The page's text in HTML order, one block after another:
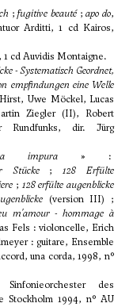
;fugitive beauté;apo do,
Arditti, 1 cd Kairos,
1 cd Auvidis Montaigne.
- Systematisch Geordnet,
empfindungen eine Welle
Uwe Möckel, Lucas
Ziegler (II), Robert
Rundfunks, dir. Jürg
impura » :
Stücke;128 Erfülte
; 128 erfülte augenblicke
(version III) ;
m'amour - hommage à
Fels : violoncelle, Erich
: guitare, Ensemble
una corda, 1998, n°
Sinfonieorchester des
Stockholm 1994, n° AU